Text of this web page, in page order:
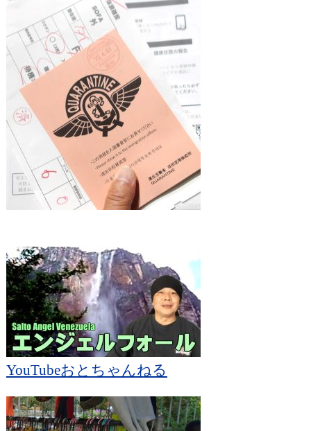
YouTubeおとちゃんねる